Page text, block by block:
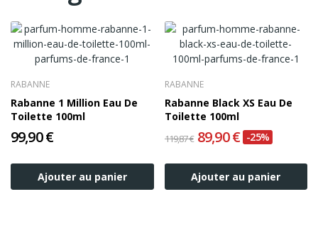
RABANNE
Rabanne 1 Million Eau De
Toilette 100ml
99,90 €
Ajouter au panier
RABANNE
Rabanne Black XS Eau De
Toilette 100ml
119,87 € 89,90 € -25%
Ajouter au panier